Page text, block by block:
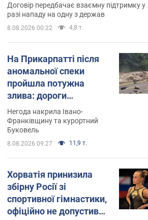
Договір передбачає взаємну підтримку у
разі нападу на одну з держав
8.08.2026 00:22 4,8 т.
На Прикарпатті після
аномальної спеки
пройшла потужна
злива: дороги
перетворились на
річки. Відео
Негода накрила Івано-
Франківщину та курортний
Буковель
8.08.2026 09:27 11,9 т.
Хорватія принизила
збірну Росії зі
спортивної гімнастики,
офіційно не допустивши